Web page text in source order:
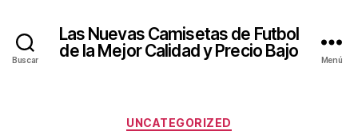
Buscar
Las Nuevas Camisetas de Futbol
de la Mejor Calidad y Precio Bajo
Menú
Categorías
UNCATEGORIZED